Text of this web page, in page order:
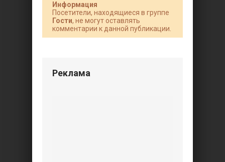
Информация
Посетители, находящиеся в группе
Гости, не могут оставлять
комментарии к данной публикации.
Реклама